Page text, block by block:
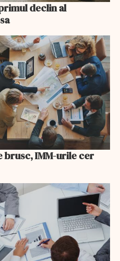
declin al
brusc, IMM-urile cer